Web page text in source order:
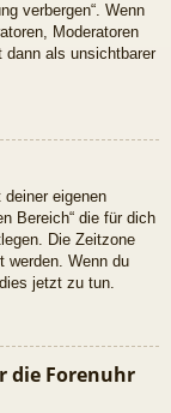
verbergen“. Wenn
Moderatoren
dann als unsichtbarer
eigenen
Bereich“ die für dich
Die Zeitzone
werden. Wenn du
jetzt zu tun.
die Forenuhr